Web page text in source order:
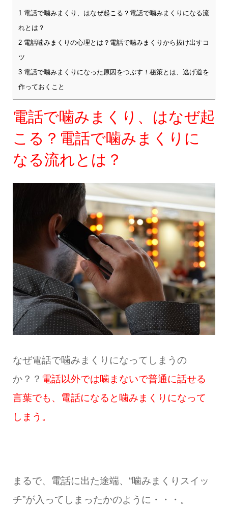
1電話で噛みまくり、はなぜ起こる？電話で噛みまくりになる流
れとは？
2電話噛みまくりの心理とは？電話で噛みまくりから抜け出すコ
ツ
3電話で噛みまくりになった原因をつぶす！秘策とは、逃げ道を
作っておくこと
電話で噛みまくり、はなぜ起
こる？電話で噛みまくりに
なる流れとは？
なぜ電話で噛みまくりになってしまうの
か？？ 電話以外では噛まないで普通に話せる
言葉でも、電話になると噛みまくりになって
しまう。
まるで、電話に出た途端、“噛みまくりスイッ
チ”が入ってしまったかのように・・・。